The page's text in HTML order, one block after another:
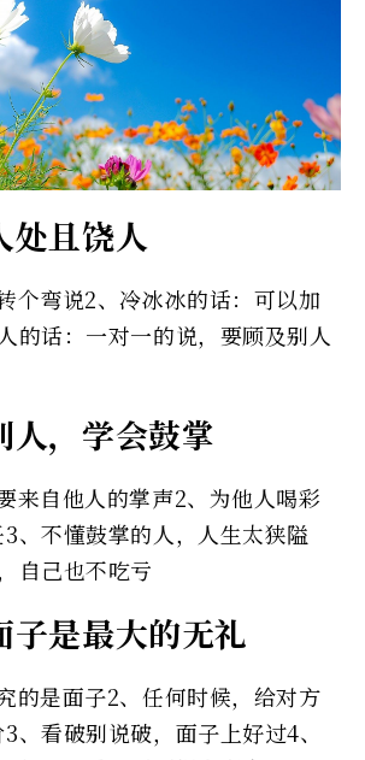
处且饶人
个弯说2、冷冰冰的话：可以加
的话：一对一的说，要顾及别人
人，学会鼓掌
来自他人的掌声2、为他人喝彩
、不懂鼓掌的人，人生太狭隘
自己也不吃亏
子是最大的无礼
的是面子2、任何时候，给对方
、看破别说破，面子上好过4、